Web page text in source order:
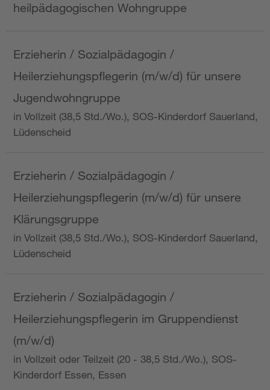
heilpädagogischen Wohngruppe
Erzieherin / Sozialpädagogin /
Heilerziehungspflegerin (m/w/d) für unsere
Jugendwohngruppe
in Vollzeit (38,5 Std./Wo.), SOS-Kinderdorf Sauerland,
Lüdenscheid
Erzieherin / Sozialpädagogin /
Heilerziehungspflegerin (m/w/d) für unsere
Klärungsgruppe
in Vollzeit (38,5 Std./Wo.), SOS-Kinderdorf Sauerland,
Lüdenscheid
Erzieherin / Sozialpädagogin /
Heilerziehungspflegerin im Gruppendienst
(m/w/d)
in Vollzeit oder Teilzeit (20 - 38,5 Std./Wo.), SOS-
Kinderdorf Essen, Essen